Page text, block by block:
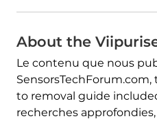
About the
Le contenu que nous
SensorsTechForum.com,
to removal guide
recherches